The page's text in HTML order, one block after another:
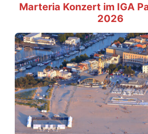
Marteria Konzert im IGA
2026